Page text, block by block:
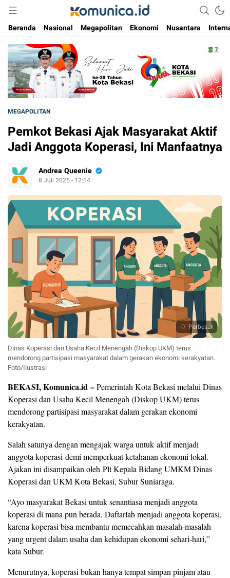
Komunica
Media Informasi Masa Kini
Beranda
Nasional Megapolitan Ekonomi Nusantara
MEGAPOLITAN
Pemkot Bekasi Ajak Masyarakat Aktif
Jadi Anggota Koperasi, Ini Manfaatnya
Andrea Queenie
8 Juli 2025 - 12:14
Perbesar
Dinas Koperasi dan Usaha Kecil Menengah (Diskop UKM) terus
mendorong partisipasi masyarakat dalam gerakan ekonomi kerakyatan.
Foto/Ilustrasi
BEKASI, Komunica.id –Pemerintah Kota Bekasi melalui Dinas
Koperasi dan Usaha Kecil Menengah (Diskop UKM) terus
mendorong partisipasi masyarakat dalam gerakan ekonomi
kerakyatan.
Salah satunya dengan mengajak warga untuk aktif menjadi
anggota koperasi demi memperkuat ketahanan ekonomi lokal.
Ajakan ini disampaikan oleh Plt Kepala Bidang UMKM Dinas
Koperasi dan UKM Kota Bekasi, Subur Suniaraga.
“Ayo masyarakat Bekasi untuk senantiasa menjadi anggota
koperasi di mana pun berada. Daftarlah menjadi anggota koperasi,
karena koperasi bisa membantu memecahkan masalah-masalah
yang urgent dalam usaha dan kehidupan ekonomi sehari-hari,”
kata Subur.
Menurutnya, koperasi bukan hanya tempat simpan pinjam atau